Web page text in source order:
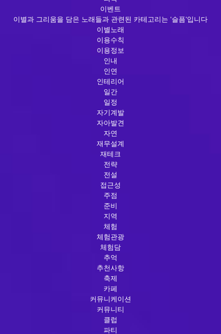
이벤트
이별과 그리움을 담은 노래들과 관련된 카테고리는 '슬픔'입니다
이별노래
이용수칙
이용정보
인내
인연
인테리어
일간
일정
자기계발
자아발견
자연
재무설계
재테크
전략
전설
접근성
주점
준비
지역
체험
체험관광
체험담
추억
추천사항
축제
카페
커뮤니케이션
커뮤니티
클럽
파티